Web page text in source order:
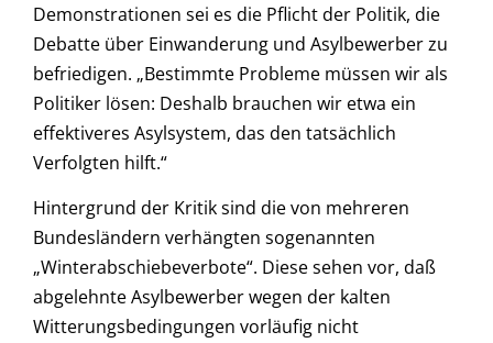
Demonstrationen sei es die Pflicht der Politik, die
Debatte über Einwanderung und Asylbewerber zu
befriedigen. „Bestimmte Probleme müssen wir als
Politiker lösen: Deshalb brauchen wir etwa ein
effektiveres Asylsystem, das den tatsächlich
Verfolgten hilft.“
Hintergrund der Kritik sind die von mehreren
Bundesländern verhängten sogenannten
„Winterabschiebeverbote“. Diese sehen vor, daß
abgelehnte Asylbewerber wegen der kalten
Witterungsbedingungen vorläufig nicht